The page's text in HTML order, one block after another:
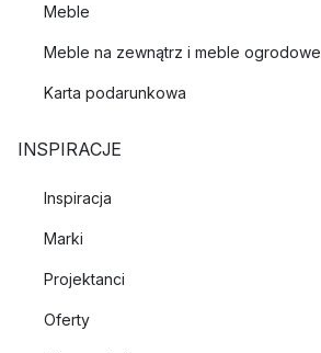
Meble
Meble na zewnątrz i meble ogrodowe
Karta podarunkowa
INSPIRACJE
Inspiracja
Marki
Projektanci
Oferty